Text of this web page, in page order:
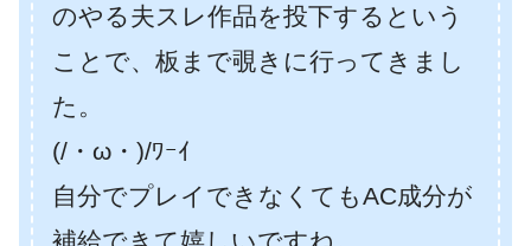
のやる夫スレ作品を投下するという
ことで、板まで覗きに行ってきまし
た。
(/・ω・)/ﾜｰｲ
自分でプレイできなくてもAC成分が
補給できて嬉しいですね。